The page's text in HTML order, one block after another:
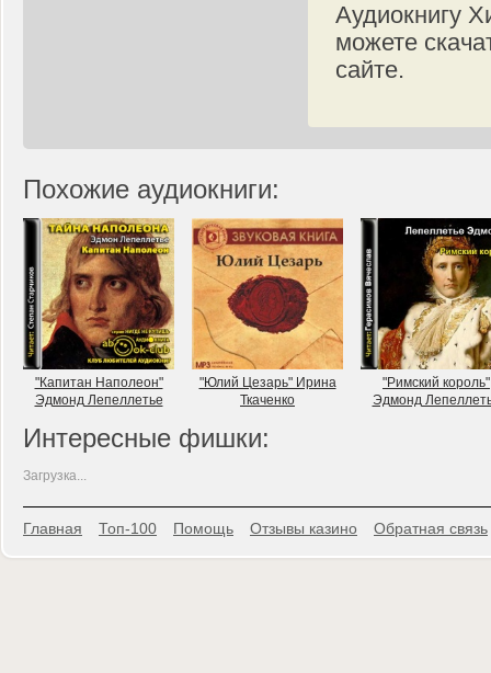
Аудиокнигу
можете
сайте.
Похожие аудиокниги:
"Капитан Наполеон"
Эдмонд Лепеллетье
"Юлий Цезарь" Ирина
Ткаченко
"Римский король"
Эдмонд
Интересные фишки:
Загрузка...
Главная Топ-100 Помощь Отзывы казино Обратная связь